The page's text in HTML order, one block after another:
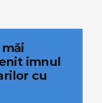
măi
imnul
cu